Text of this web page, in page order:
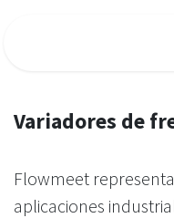
Variadores de
Flowmeet
aplicaciones